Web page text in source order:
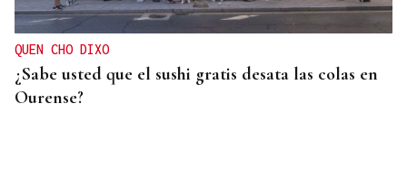
QUEN CHO DIXO
¿Sabe usted que el sushi gratis desata las colas en
Ourense?